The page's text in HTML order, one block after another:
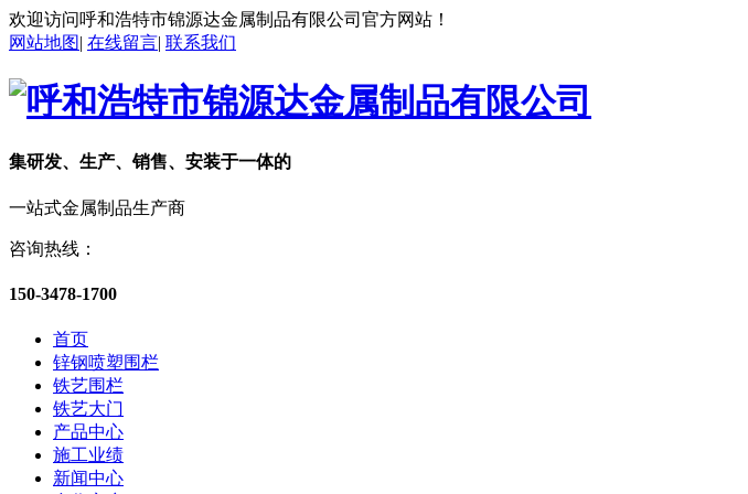
欢迎访问呼和浩特市锦源达金属制品有限公司官方网站！
网站地图| 在线留言| 联系我们
集研发、生产、销售、安装于一体的
一站式金属制品生产商
咨询热线：
150-3478-1700
首页
锌钢喷塑围栏
铁艺围栏
铁艺大门
产品中心
施工业绩
新闻中心